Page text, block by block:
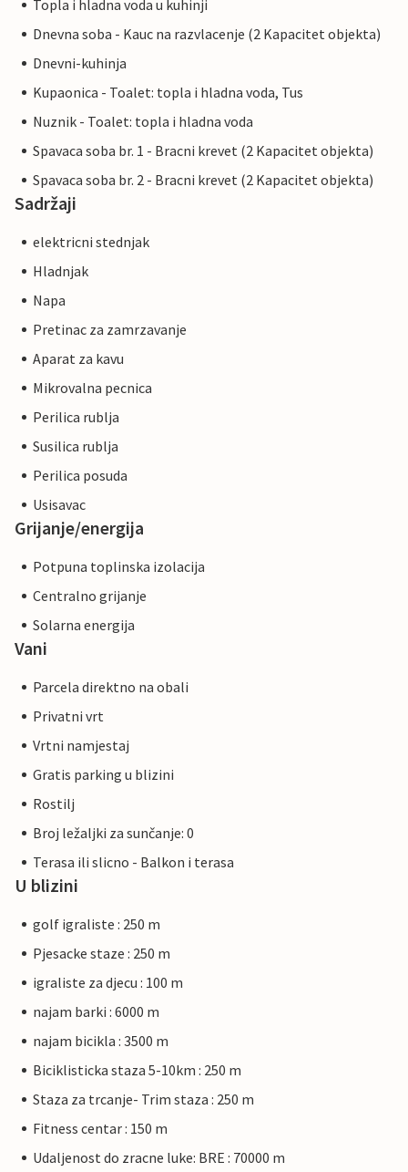
Topla i hladna voda u kuhinji
Dnevna soba - Kauc na razvlacenje (2 Kapacitet objekta)
Dnevni-kuhinja
Kupaonica - Toalet: topla i hladna voda, Tus
Nuznik - Toalet: topla i hladna voda
Spavaca soba br. 1 - Bracni krevet (2 Kapacitet objekta)
Spavaca soba br. 2 - Bracni krevet (2 Kapacitet objekta)
Sadržaji
elektricni stednjak
Hladnjak
Napa
Pretinac za zamrzavanje
Aparat za kavu
Mikrovalna pecnica
Perilica rublja
Susilica rublja
Perilica posuda
Usisavac
Grijanje/energija
Potpuna toplinska izolacija
Centralno grijanje
Solarna energija
Vani
Parcela direktno na obali
Privatni vrt
Vrtni namjestaj
Gratis parking u blizini
Rostilj
Broj ležaljki za sunčanje: 0
Terasa ili slicno - Balkon i terasa
U blizini
golf igraliste : 250 m
Pjesacke staze : 250 m
igraliste za djecu : 100 m
najam barki : 6000 m
najam bicikla : 3500 m
Biciklisticka staza 5-10km : 250 m
Staza za trcanje- Trim staza : 250 m
Fitness centar : 150 m
Udaljenost do zracne luke: BRE : 70000 m